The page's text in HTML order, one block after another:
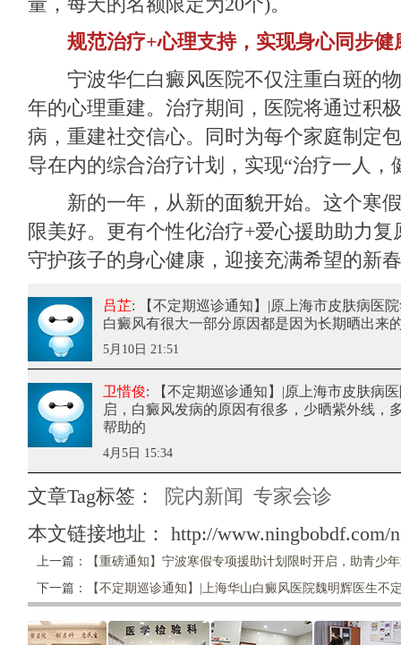
规范治疗+心理支持，实现身心同步健
宁波华仁白癜风医院不仅注重白斑的
年的心理重建。治疗期间，医院将通过积
病，重建社交信心。同时为每个家庭制定
导在内的综合治疗计划，实现“治疗一人，
新的一年，从新的面貌开始。这个寒假
限美好。更有个性化治疗+爱心援助助力
守护孩子的身心健康，迎接充满希望的新
吕芷: 【不定期巡诊通知】|原上海市皮肤病医
白癜风有很大一部分原因都是因为长期晒出来
5月10日 21:51
卫惜俊: 【不定期巡诊通知】|原上海市皮肤病
启 ，白癜风发病的原因有很多，少晒紫外线，
帮助的
4月5日 15:34
文章Tag标签： 院内新闻 专家会诊
本文链接地址： http://www.ningbobdf.com/
上一篇：
【重磅通知】宁波寒假专项援助计划限时开启，助青少
下一篇：
【不定期巡诊通知】|上海华山白癜风医院魏明辉医生不